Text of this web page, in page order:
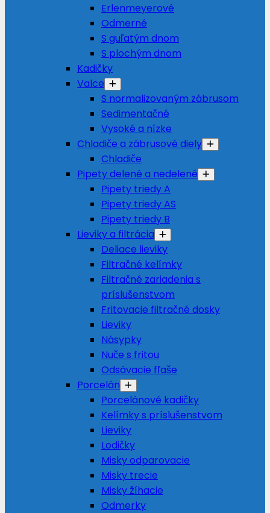
Erlenmeyerové
Odmerné
S guľatým dnom
S plochým dnom
Kadičky
Valce
S normalizovaným zábrusom
Sedimentačné
Vysoké a nízke
Chladiče a zábrusové diely
Chladiče
Pipety delené a nedelené
Pipety triedy A
Pipety triedy AS
Pipety triedy B
Lieviky a filtrácia
Deliace lieviky
Filtračné kelímky
Filtračné zariadenia s
príslušenstvom
Fritovacie filtračné dosky
Lieviky
Násypky
Nuče s fritou
Odsávacie fľaše
Porcelán
Porcelánové kadičky
Kelímky s príslušenstvom
Lieviky
Lodičky
Misky odparovacie
Misky trecie
Misky žíhacie
Odmerky